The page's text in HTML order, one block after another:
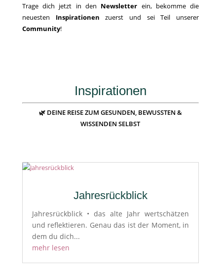
Trage dich jetzt in den Newsletter ein, bekomme die
neuesten Inspirationen zuerst und sei Teil unserer
Community!
Inspirationen
🌿 DEINE REISE ZUM GESUNDEN, BEWUSSTEN &
WISSENDEN SELBST
Jahresrückblick
Jahresrückblick • das alte Jahr wertschätzen
und reflektieren. Genau das ist der Moment, in
dem du dich...
mehr lesen